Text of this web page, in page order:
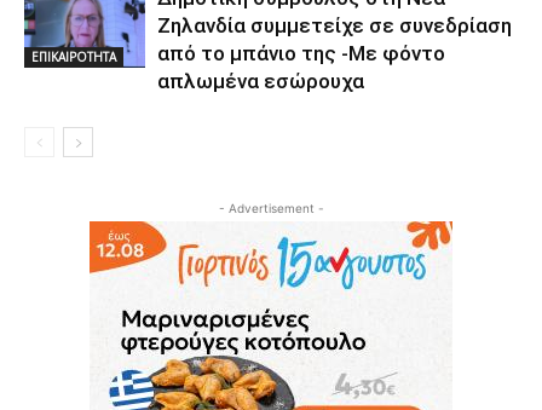
ΕΠΙΚΑΙΡΟΤΗΤΑ
Ζηλανδία συμμετείχε σε συνεδρίαση
από το μπάνιο της -Με φόντο
απλωμένα εσώρουχα
- Advertisement -